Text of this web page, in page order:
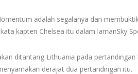
adalah segalanya dan
kapten Chelsea itu dalam lamanSky
ditantang Lithuania pada
derajat dua pertandingan itu.